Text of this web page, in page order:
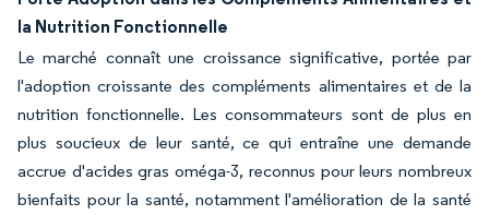
la Nutrition Fonctionnelle
Le marché connaît une croissance significative, portée par
l'adoption croissante des compléments alimentaires et de la
nutrition fonctionnelle. Les consommateurs sont de plus en
plus soucieux de leur santé, ce qui entraîne une demande
accrue d'acides gras oméga-3, reconnus pour leurs nombreux
bienfaits pour la santé, notamment l'amélioration de la santé